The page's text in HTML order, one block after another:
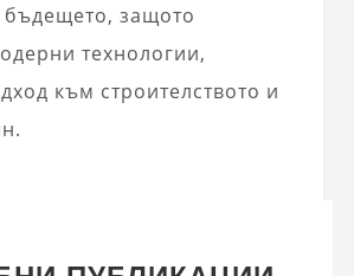
защото
технологии,
към строителството и